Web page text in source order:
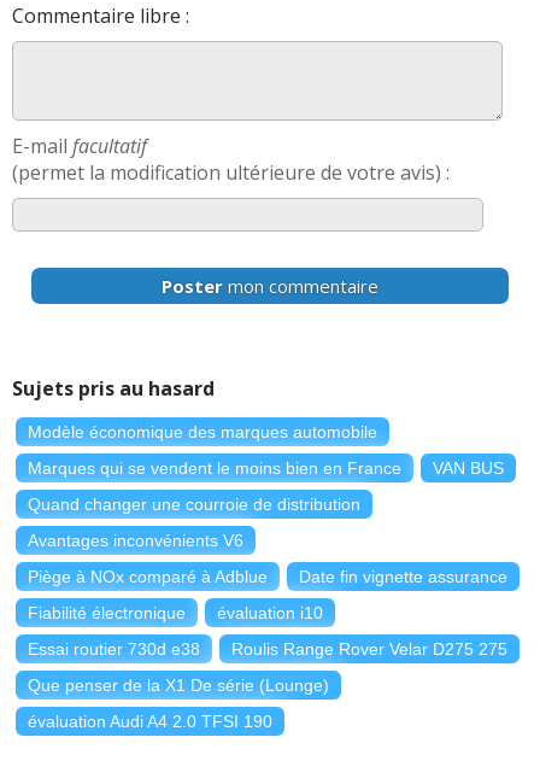
Commentaire libre :
E-mail facultatif
(permet la modification ultérieure de votre avis) :
Poster mon commentaire
Sujets pris au hasard
Modèle économique des marques automobile
Marques qui se vendent le moins bien en France
VAN BUS
Quand changer une courroie de distribution
Avantages inconvénients V6
Piège à NOx comparé à Adblue
Date fin vignette assurance
Fiabilité électronique
évaluation i10
Essai routier 730d e38
Roulis Range Rover Velar D275 275
Que penser de la X1 De série (Lounge)
évaluation Audi A4 2.0 TFSI 190